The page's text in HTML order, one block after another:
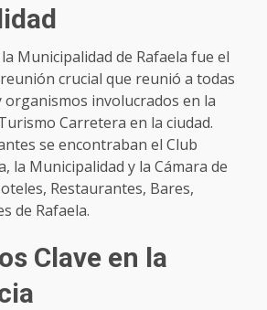
Municipalidad de Rafaela fue el
crucial que reunió a todas
organismos involucrados en la
Carretera en la ciudad.
se encontraban el Club
la Municipalidad y la Cámara de
Restaurantes, Bares,
de Rafaela.
Clave en la